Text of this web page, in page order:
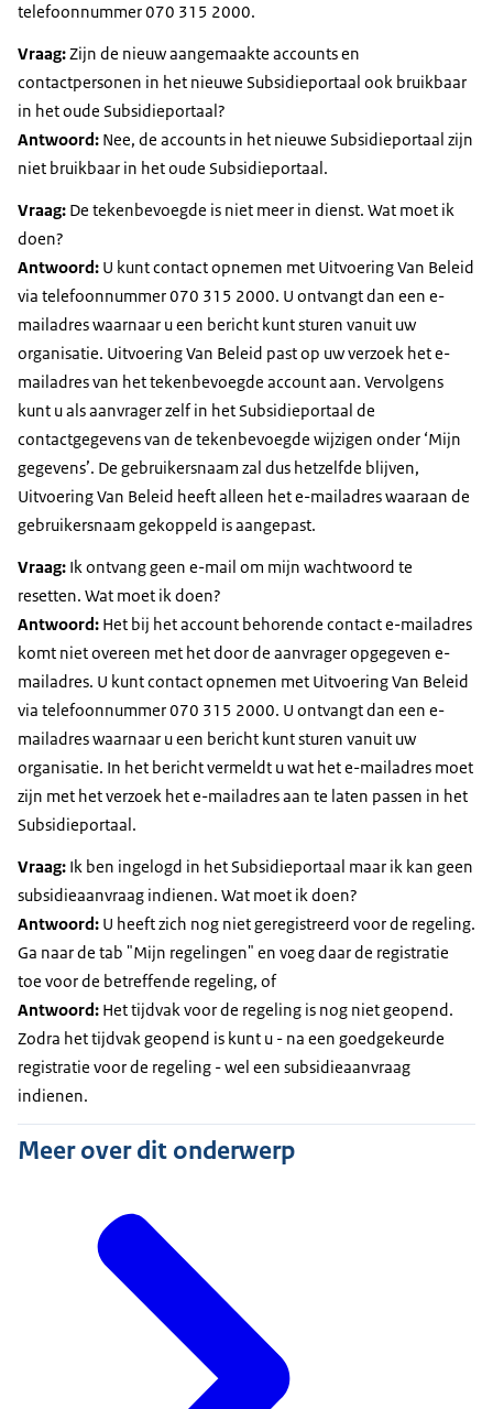
telefoonnummer 070 315 2000.
Vraag:Zijn de nieuw aangemaakte accounts en
contactpersonen in het nieuwe Subsidieportaal ook bruikbaar
in het oude Subsidieportaal?
Antwoord: Nee, de accounts in het nieuwe Subsidieportaal zijn
niet bruikbaar in het oude Subsidieportaal.
Vraag: De tekenbevoegde is niet meer in dienst. Wat moet ik
doen?
Antwoord: U kunt contact opnemen met Uitvoering Van Beleid
via telefoonnummer 070 315 2000. U ontvangt dan een e-
mailadres waarnaar u een bericht kunt sturen vanuit uw
organisatie. Uitvoering Van Beleid past op uw verzoek het e-
mailadres van het tekenbevoegde account aan. Vervolgens
kunt u als aanvrager zelf in het Subsidieportaal de
contactgegevens van de tekenbevoegde wijzigen onder ‘Mijn
gegevens’. De gebruikersnaam zal dus hetzelfde blijven,
Uitvoering Van Beleid heeft alleen het e-mailadres waaraan de
gebruikersnaam gekoppeld is aangepast.
Vraag: Ik ontvang geen e-mail om mijn wachtwoord te
resetten. Wat moet ik doen?
Antwoord: Het bij het account behorende contact e-mailadres
komt niet overeen met het door de aanvrager opgegeven e-
mailadres. U kunt contact opnemen met Uitvoering Van Beleid
via telefoonnummer 070 315 2000. U ontvangt dan een e-
mailadres waarnaar u een bericht kunt sturen vanuit uw
organisatie. In het bericht vermeldt u wat het e-mailadres moet
zijn met het verzoek het e-mailadres aan te laten passen in het
Subsidieportaal.
Vraag: Ik ben ingelogd in het Subsidieportaal maar ik kan geen
subsidieaanvraag indienen. Wat moet ik doen?
Antwoord: U heeft zich nog niet geregistreerd voor de regeling.
Ga naar de tab "Mijn regelingen" en voeg daar de registratie
toe voor de betreffende regeling, of
Antwoord: Het tijdvak voor de regeling is nog niet geopend.
Zodra het tijdvak geopend is kunt u - na een goedgekeurde
registratie voor de regeling - wel een subsidieaanvraag
indienen.
Meer over dit onderwerp